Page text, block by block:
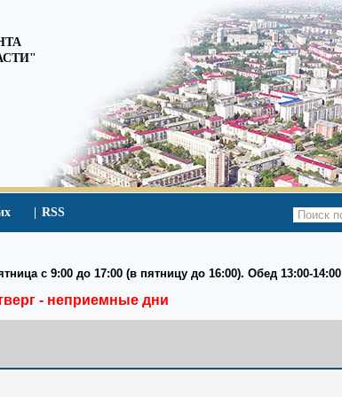
RSS
с 9:00 до 17:00 (в пятницу до 16:00). Обед 13:00-14:00
- неприемные дни